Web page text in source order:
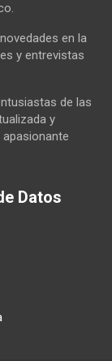
en la
y entrevistas
de las
y
Datos